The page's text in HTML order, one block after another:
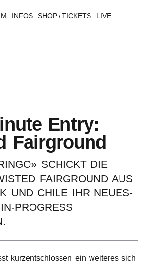
INFOS SHOP / TICKETS LIVE
Entry:
Fairground
SCHICKT DIE
FAIR­GROUND AUS
UND CHILE IHR NEUES­
PROGRESS
kurz­ent­schlos­sen ein weite­res sich